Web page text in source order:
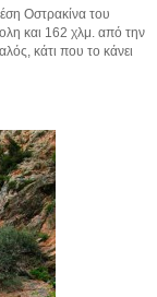
Οστρακίνα του
και 162 χλμ. από την
κάτι που το κάνει